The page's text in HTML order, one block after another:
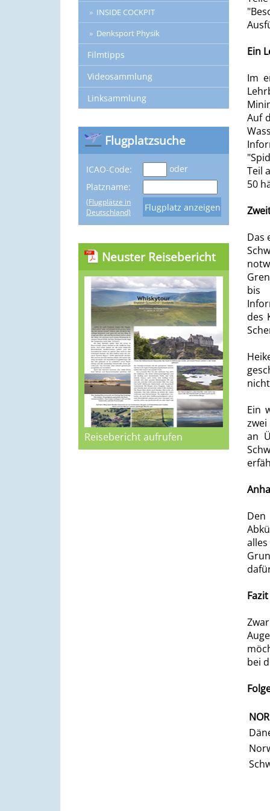
INSIDE COCKPIT
Denksport Physik
Filmtipps
Videosammlung
Linksammlung
Flugplatzsuche
ICAO-Code:
oder
Platzname:
(Flugplätze in
Deutschland)
Neuster Reisebericht
Reisebericht aufrufen
Ein
Im
Auf
Teil
50
Das
bis
des
Ein
zwei
an
Fazit
bei